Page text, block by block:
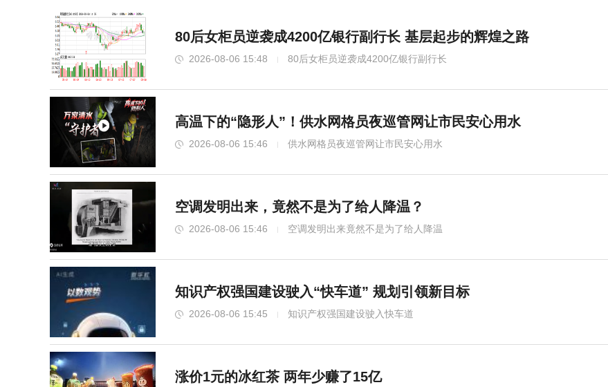
80后女柜员逆袭成4200亿银行副行长 基层起步的辉煌之路
2026-08-06 15:48 80后女柜员逆袭成4200亿银行副行长
高温下的“隐形人”！供水网格员夜巡管网让市民安心用水
2026-08-06 15:46 供水网格员夜巡管网让市民安心用水
空调发明出来，竟然不是为了给人降温？
2026-08-06 15:46 空调发明出来竟然不是为了给人降温
知识产权强国建设驶入“快车道” 规划引领新目标
2026-08-06 15:45 知识产权强国建设驶入快车道
涨价1元的冰红茶 两年少赚了15亿